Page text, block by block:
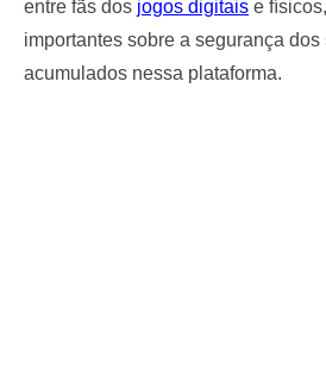
entre fãs dos jogos digitais e
importantes sobre a segurança
acumulados nessa plataforma.